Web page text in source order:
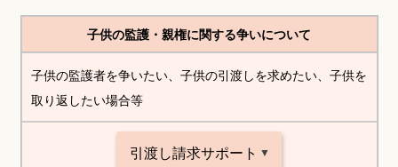
子供の監護・親権に関する争いについて
子供の監護者を争いたい、子供の引渡しを求めたい、子供を
取り返したい場合等
引渡し請求サポート